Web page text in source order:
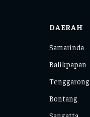
DAERAH
Samarinda
Balikpapan
Tenggarong
Bontang